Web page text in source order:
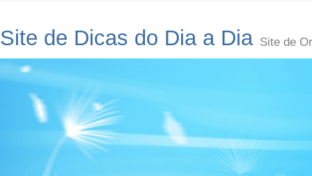
Site de Dicas do Dia a Dia Site de